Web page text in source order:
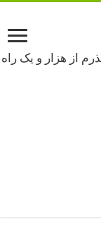
از هزار و یک راه